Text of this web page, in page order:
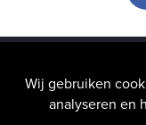
Wij gebruiken
analyseren en